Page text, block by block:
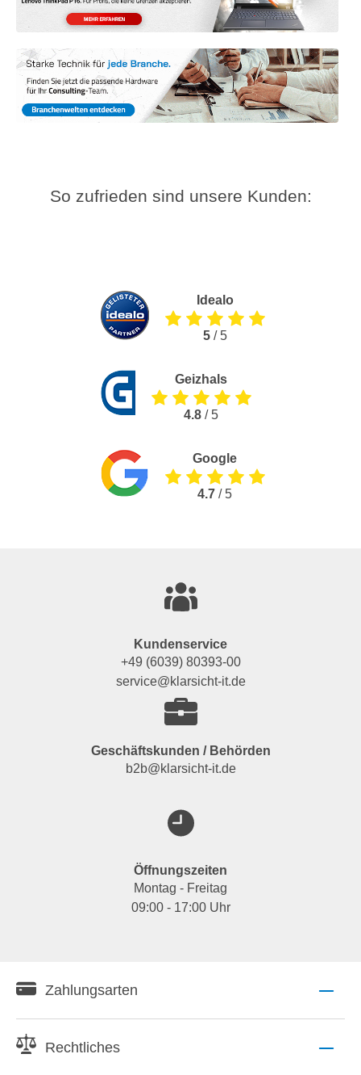
So zufrieden sind unsere Kunden:
Idealo
5/ 5
Geizhals
4.8 / 5
Google
4.7 / 5
Kundenservice
+49 (6039) 80393-00
service@klarsicht-it.de
Geschäftskunden / Behörden
b2b@klarsicht-it.de
Öffnungszeiten
Montag - Freitag
09:00 - 17:00 Uhr
Zahlungsarten
Rechtliches